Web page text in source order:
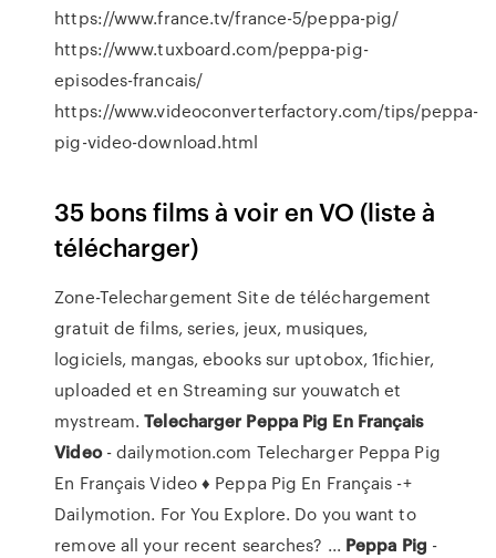
https://www.france.tv/france-5/peppa-pig/
https://www.tuxboard.com/peppa-pig-
episodes-francais/
https://www.videoconverterfactory.com/tips/peppa-
pig-video-download.html
35 bons films à voir en VO (liste à
télécharger)
Zone-Telechargement Site de téléchargement
gratuit de films, series, jeux, musiques,
logiciels, mangas, ebooks sur uptobox, 1fichier,
uploaded et en Streaming sur youwatch et
mystream.Telecharger Peppa Pig En Français
Video- dailymotion.com Telecharger Peppa Pig
En Français Video ♦ Peppa Pig En Français -+
Dailymotion. For You Explore. Do you want to
remove all your recent searches? ... Peppa Pig -